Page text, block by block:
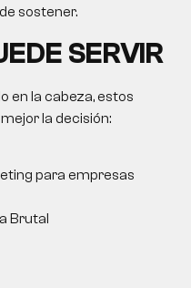
sostener.
SERVIR
en la cabeza, estos
la decisión:
para empresas
Brutal